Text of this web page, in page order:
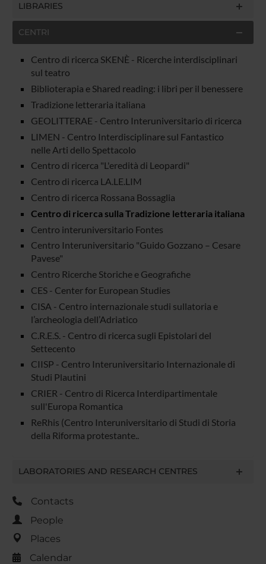
LIBRARIES
CENTRI
Centro di ricerca SKENÈ - Ricerche interdisciplinari
sul teatro
Biblioterapia e Shared reading: i libri per il benessere
Tradizione letteraria italiana
GEOLITTERAE - Centro Interuniversitario di ricerca
LIMEN - Centro Interdisciplinare sul Fantastico
nelle Arti dello Spettacolo
Centro di ricerca "L'eredità di Leopardi"
Centro di ricerca LA.LE.LIM
Centro di ricerca Rossana Bossaglia
Centro di ricerca sulla Tradizione letteraria italiana
Centro interuniversitario Fontes
Centro Interuniversitario "Guido Gozzano – Cesare
Pavese"
Centro Ricerche Storiche e Geografiche
CES - Center for European Studies
CISA - Centro internazionale studi sullatoria e
l’archeologia dell’Adriatico
C.R.E.S. - Centro di ricerca sugli Epistolari del
Settecento
CIISP - Centro Interuniversitario Internazionale di
Studi Plautini
CRIER - Centro di Ricerca Interdipartimentale
sull'Europa Romantica
ReRhis (Centro Interuniversitario di Studi di Storia
della Riforma protestante..
LABORATORIES AND RESEARCH CENTRES
Contacts
People
Places
Calendar